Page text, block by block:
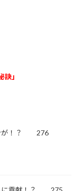
」
合が！？ 276